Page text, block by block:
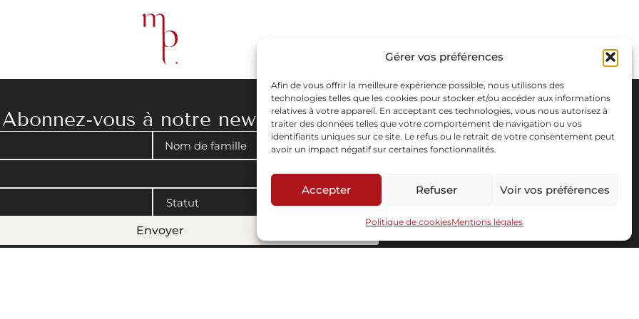
Gérer vos préférences
Afin de vous offrir la meilleure expérience possible, nous utilisons des
technologies telles que les cookies pour stocker et/ou accéder aux informations
relatives à votre appareil. En acceptant ces technologies, vous nous autorisez à
traiter des données telles que votre comportement de navigation ou vos
identifiants uniques sur ce site. Le refus ou le retrait de votre consentement peut
avoir un impact négatif sur certaines fonctionnalités.
Accepter Refuser Voir vos préférences
Politique de cookiesMentions légales
Abonnez-vous à notre newsletter
Envoyer